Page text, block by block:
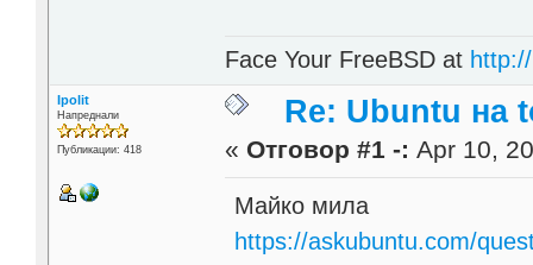
Face Your FreeBSD at
Ipolit
Напреднали
Публикации: 418
Re: Ubuntu на
« Отговор #1 -: Apr 10,
Майко мила
https://askubuntu.com/